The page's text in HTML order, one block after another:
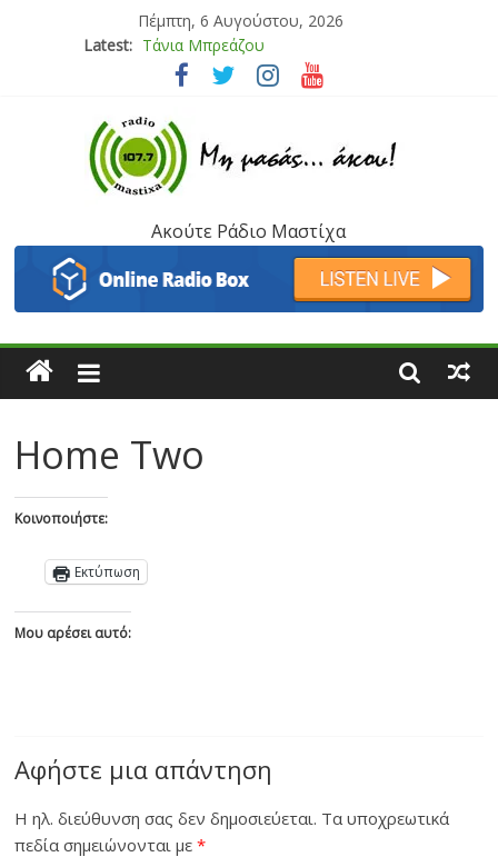
Πέμπτη, 6 Αυγούστου, 2026
Latest: Τάνια Μπρεάζου
Bliss
Μάνος Τρυπιάς & Γιώργος Στρατάκης
Ιορδάνης Αγαπητός
Μαριάννα Μασάδη
Ακούτε Ράδιο Μαστίχα
Home Two
Κοινοποιήστε:
Εκτύπωση
Μου αρέσει αυτό:
Αφήστε μια απάντηση
Η ηλ. διεύθυνση σας δεν δημοσιεύεται. Τα υποχρεωτικά
πεδία σημειώνονται με*